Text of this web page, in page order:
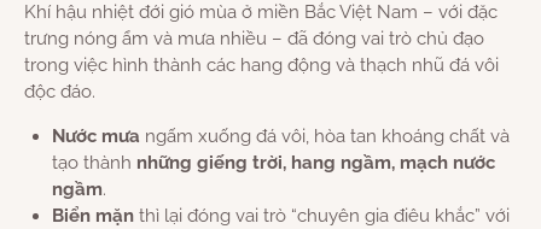
Khí hậu nhiệt đới gió mùa ở miền Bắc Việt Nam – với đặc
trưng nóng ẩm và mưa nhiều – đã đóng vai trò chủ đạo
trong việc hình thành các hang động và thạch nhũ đá vôi
độc đáo.
Nước mưa ngấm xuống đá vôi, hòa tan khoáng chất và
tạo thành những giếng trời, hang ngầm, mạch nước
ngầm.
Biển mặnthì lại đóng vai trò “chuyên gia điêu khắc” với